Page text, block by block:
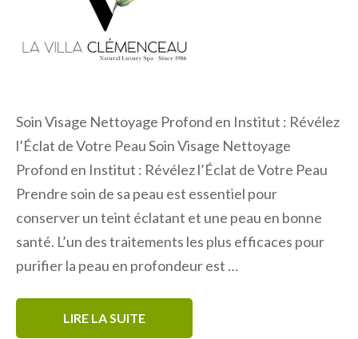
Soin Visage Nettoyage Profond en Institut : Révélez
l’Éclat de Votre Peau Soin Visage Nettoyage
Profond en Institut : Révélez l’Éclat de Votre Peau
Prendre soin de sa peau est essentiel pour
conserver un teint éclatant et une peau en bonne
santé. L’un des traitements les plus efficaces pour
purifier la peau en profondeur est …
LIRE LA SUITE